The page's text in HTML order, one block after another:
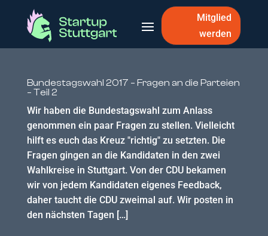
Mitglied
werden
Bundestagswahl 2017 – Fragen an die Parteien
– Teil 2
Wir haben die Bundestagswahl zum Anlass
genommen ein paar Fragen zu stellen. Vielleicht
hilft es euch das Kreuz "richtig" zu setzten. Die
Fragen gingen an die Kandidaten in den zwei
Wahlkreise in Stuttgart. Von der CDU bekamen
wir von jedem Kandidaten eigenes Feedback,
daher taucht die CDU zweimal auf. Wir posten in
den nächsten Tagen […]